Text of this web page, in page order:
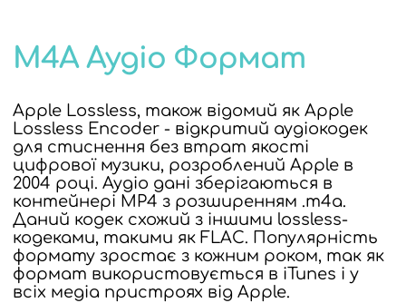
M4A Аудіо Формат
Apple Lossless, також відомий як Apple
Lossless Encoder - відкритий аудіокодек
для стиснення без втрат якості
цифрової музики, розроблений Apple в
2004 році. Аудіо дані зберігаються в
контейнері MP4 з розширенням .m4a.
Даний кодек схожий з іншими lossless-
кодеками, такими як FLAC. Популярність
формату зростає з кожним роком, так як
формат використовується в iTunes і у
всіх медіа пристроях від Apple.